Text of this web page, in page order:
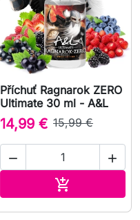
Příchuť Ragnarok ZERO
Ultimate 30 ml - A&L
14,99 € 15,99 €
 
